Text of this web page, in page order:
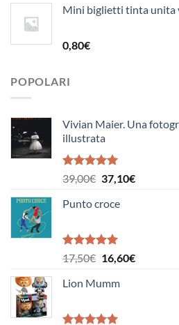
originaleattuale
Mini biglietti tinta unita
0,80€
POPOLARI
Vivian Maier. Una
illustrata
Valutato
5.00
39,00€ Il
originale
39,00€.
37,10€Il
Punto croce
Valutato
5.00
17,50€ Il
originale
17,50€.
16,60€Il
Lion Mumm